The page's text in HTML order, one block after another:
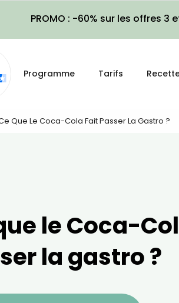
PROMO : -60% sur les offres 3
Programme Tarifs
Que Le Coca-Cola Fait Passer La Gastro ?
le Coca-
la gastro ?